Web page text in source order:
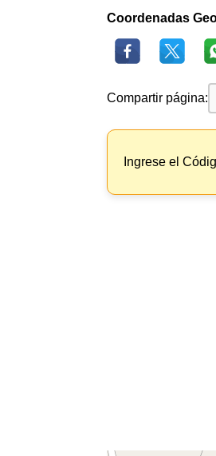
Coordenadas
Compartir página:
Ingrese el